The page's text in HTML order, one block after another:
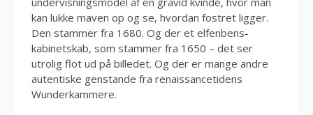
kan lukke maven op og se, hvordan fostret ligger.
Den stammer fra 1680. Og der et elfenbens-
kabinetskab, som stammer fra 1650 – det ser
utrolig flot ud på billedet. Og der er mange andre
autentiske genstande fra renaissancetidens
Wunderkammere.